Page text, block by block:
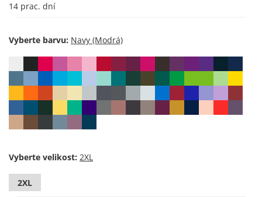
14 prac. dní
Vyberte barvu:
Vyberte velikost:
2XL